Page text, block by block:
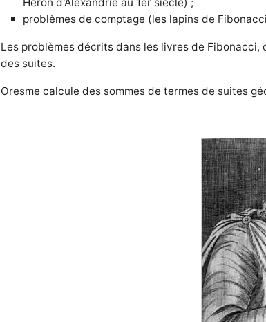
Héron d'Alexandrie au 1er siècle) ;
problèmes de comptage (les lapins de
Les problèmes décrits dans les livres de
des suites.
Oresme calcule des sommes de termes de suites